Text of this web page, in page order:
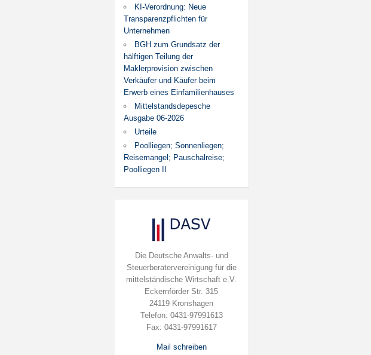
KI-Verordnung: Neue
Transparenzpflichten für
Unternehmen
BGH zum Grundsatz der
hälftigen Teilung der
Maklerprovision zwischen
Verkäufer und Käufer beim
Erwerb eines Einfamilienhauses
Mittelstandsdepesche
Ausgabe 06-2026
Urteile
Poolliegen; Sonnenliegen;
Reisemangel; Pauschalreise;
Poolliegen II
Die Deutsche Anwalts- und
Steuerberatervereinigung für die
mittelständische Wirtschaft e.V.
Eckernförder Str. 315
24119 Kronshagen
Telefon: 0431-97991613
Fax: 0431-97991617
Mail schreiben